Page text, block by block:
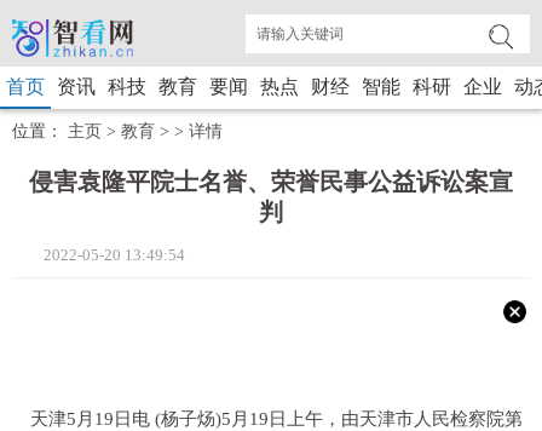
首页 资讯 科技 教育 要闻 热点 财经 智能 科研 企业 动
位置： 主页 > 教育 > > 详情
侵害袁隆平院士名誉、荣誉民事公益诉讼案宣
判
2022-05-20 13:49:54
天津5月19日电 (杨子炀)5月19日上午，由天津市人民检察院第